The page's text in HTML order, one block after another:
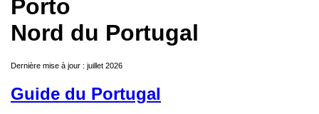
Porto
Nord du Portugal
Dernière mise à jour : juillet 2026
Guide du Portugal